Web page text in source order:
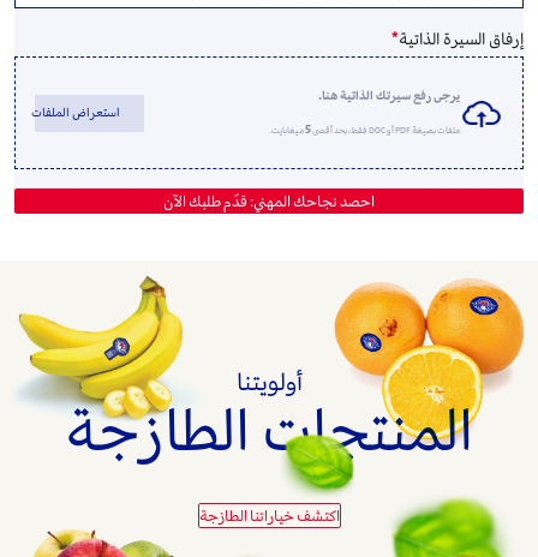
إرفاق السيرة الذاتية*
يرجى رفع سيرتك الذاتية هنا.
ملفات بصيغة PDF أو DOC فقط، بحد أقصى 5ميغابايت.
استعراض الملفات
احصد نجاحك المهني: قدّم طلبك الآن
أولويتنا
المنتجات الطازجة
اكتشف خياراتنا الطازجة